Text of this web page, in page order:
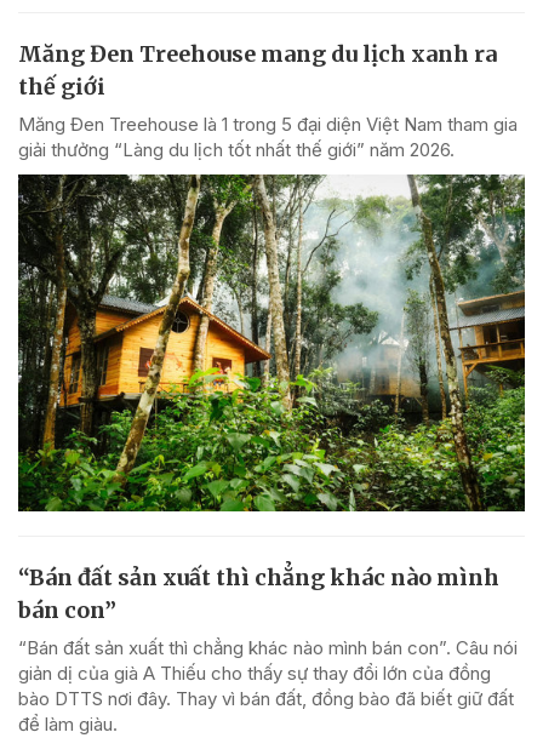
Măng Đen Treehouse mang du lịch xanh ra
thế giới
Măng Đen Treehouse là 1 trong 5 đại diện Việt Nam tham gia
giải thưởng “Làng du lịch tốt nhất thế giới” năm 2026.
“Bán đất sản xuất thì chẳng khác nào mình
bán con”
“Bán đất sản xuất thì chẳng khác nào mình bán con”. Câu nói
giản dị của già A Thiếu cho thấy sự thay đổi lớn của đồng
bào DTTS nơi đây. Thay vì bán đất, đồng bào đã biết giữ đất
để làm giàu.